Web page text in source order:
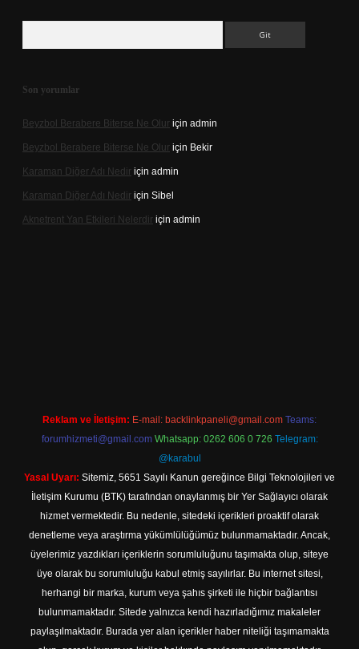
Son yorumlar
Beyzbol Berabere Biterse Ne Olur için admin
Beyzbol Berabere Biterse Ne Olur için Bekir
Karaman Diğer Adı Nedir için admin
Karaman Diğer Adı Nedir için Sibel
Aknetrent Yan Etkileri Nelerdir için admin
Reklam ve İletişim: E-mail: backlinkpaneli@gmail.com Teams:
forumhizmeti@gmail.com Whatsapp: 0262 606 0 726 Telegram:
@karabul
Yasal Uyarı: Sitemiz, 5651 Sayılı Kanun gereğince Bilgi Teknolojileri ve
İletişim Kurumu (BTK) tarafından onaylanmış bir Yer Sağlayıcı olarak
hizmet vermektedir. Bu nedenle, sitedeki içerikleri proaktif olarak
denetleme veya araştırma yükümlülüğümüz bulunmamaktadır. Ancak,
üyelerimiz yazdıkları içeriklerin sorumluluğunu taşımakta olup, siteye
üye olarak bu sorumluluğu kabul etmiş sayılırlar. Bu internet sitesi,
herhangi bir marka, kurum veya şahıs şirketi ile hiçbir bağlantısı
bulunmamaktadır. Sitede yalnızca kendi hazırladığımız makaleler
paylaşılmaktadır. Burada yer alan içerikler haber niteliği taşımamakta